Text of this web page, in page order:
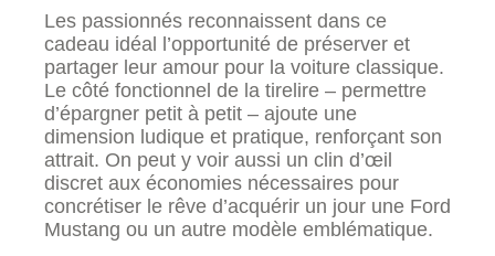
Les passionnés reconnaissent dans ce
cadeau idéal l’opportunité de préserver et
partager leur amour pour la voiture classique.
Le côté fonctionnel de la tirelire – permettre
d’épargner petit à petit – ajoute une
dimension ludique et pratique, renforçant son
attrait. On peut y voir aussi un clin d’œil
discret aux économies nécessaires pour
concrétiser le rêve d’acquérir un jour une Ford
Mustang ou un autre modèle emblématique.